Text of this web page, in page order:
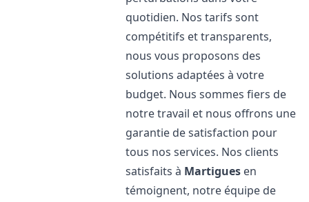
quotidien. Nos tarifs sont
compétitifs et transparents,
nous vous proposons des
solutions adaptées à votre
budget. Nous sommes fiers de
notre travail et nous offrons une
garantie de satisfaction pour
tous nos services. Nos clients
satisfaits à Martigues en
témoignent, notre équipe de